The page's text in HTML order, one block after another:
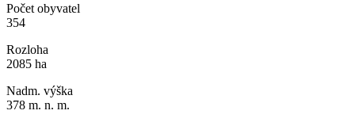
Počet obyvatel
354
Rozloha
2085 ha
Nadm. výška
378 m. n. m.